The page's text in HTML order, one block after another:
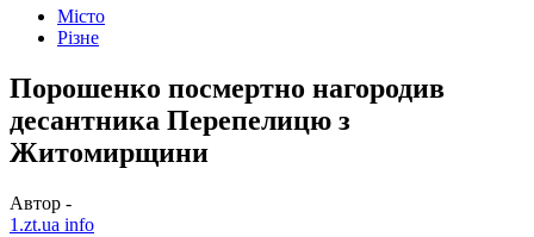
Місто
Різне
Порошенко посмертно нагородив
десантника Перепелицю з
Житомирщини
Автор -
1.zt.ua info